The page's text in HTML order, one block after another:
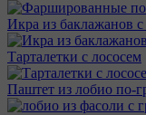
Икра из баклажанов
Тарталетки с лососем
Паштет из лобио по-